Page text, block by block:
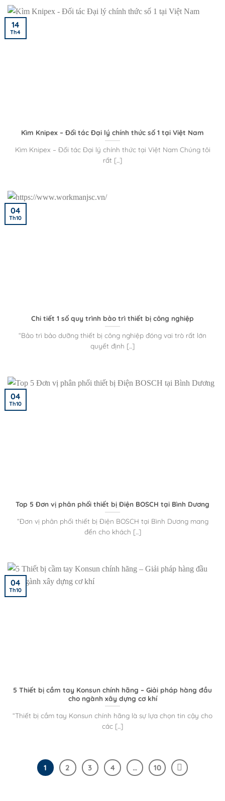
Kìm Knipex – Đối tác Đại lý chính thức số 1 tại Việt Nam
Kìm Knipex – Đối tác Đại lý chính thức tại Việt Nam Chúng tôi
rất [...]
14
Th4
Chi tiết 1 số quy trình bảo trì thiết bị công nghiệp
“Bảo trì bảo dưỡng thiết bị công nghiệp đóng vai trò rất lớn
quyết định [...]
04
Th10
Top 5 Đơn vị phân phối thiết bị Điện BOSCH tại Bình Dương
“Đơn vị phân phối thiết bị Điện BOSCH tại Bình Dương mang
đến cho khách [...]
04
Th10
5 Thiết bị cầm tay Konsun chính hãng – Giải pháp hàng đầu
cho ngành xây dựng cơ khí
“Thiết bị cầm tay Konsun chính hãng là sự lựa chọn tin cậy cho
các [...]
04
Th10
1 2 3 4 … 10